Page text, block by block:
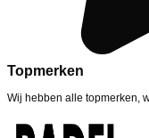
Topmerken
Wij hebben alle topmerken,